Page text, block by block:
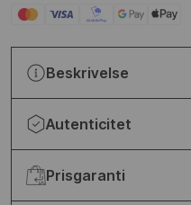
Beskrivelse
Autenticitet
Prisgaranti